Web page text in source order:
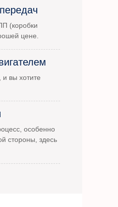
(коробки
цене.
и вы хотите
особенно
стороны, здесь